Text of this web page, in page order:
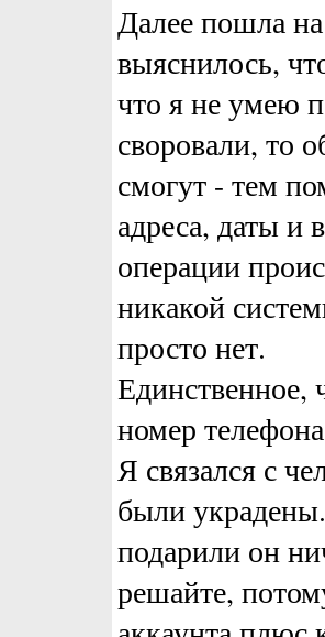
Далее пошла
выяснилось,
что я не умею
своровали, то
смогут - тем
адреса, даты и
операции
никакой
просто нет.
Единственное,
номер
Я связался с
были
подарили он
решайте,